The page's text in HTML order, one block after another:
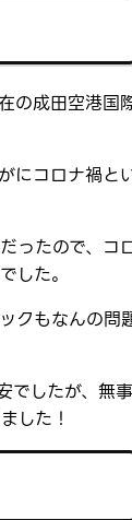
の成田空港国
にコロナ禍と
ったので、コ
した。
クもなんの問
でしたが、無事
した！